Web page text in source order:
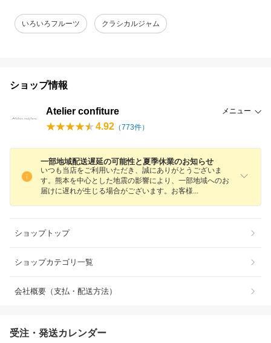
いろいろフルーツ クラシカルジャム
ショップ情報
Atelier confiture メニュー
4.92 （773件）
一部地域配送遅延の可能性と夏季休業のお知らせ
いつも当店をご利用いただき、誠にありがとうございま
す。熊本を中心とした地震の影響により、一部地域へのお
届けに遅れが生じる場合がございます。お客様
ショップトップ
ショップカテゴリ一覧
会社概要（支払・配送方法）
受注・発送カレンダー